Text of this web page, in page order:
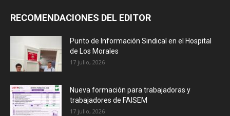
RECOMENDACIONES DEL EDITOR
Punto de Información Sindical en el Hospital
de Los Morales
17 julio, 2026
Nueva formación para trabajadoras y
trabajadores de FAISEM
17 julio, 2026